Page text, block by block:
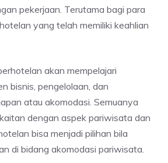
pekerjaan. Terutama bagi para
yang telah memiliki keahlian
akan mempelajari
bisnis, pengelolaan, dan
atau akomodasi. Semuanya
dengan aspek pariwisata dan
bisa menjadi pilihan bila
di bidang akomodasi pariwisata.